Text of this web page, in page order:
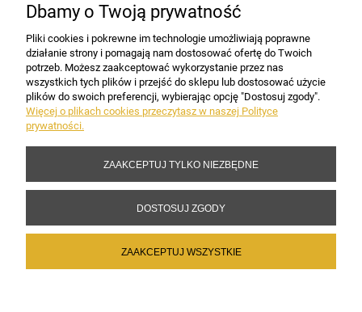
INFORMACJE
Copyright 2017-2026 Sakramento.pl
Dbamy o Twoją prywatność
Pliki cookies i pokrewne im technologie umożliwiają poprawne
działanie strony i pomagają nam dostosować ofertę do Twoich
potrzeb. Możesz zaakceptować wykorzystanie przez nas
wszystkich tych plików i przejść do sklepu lub dostosować użycie
plików do swoich preferencji, wybierając opcję "Dostosuj zgody".
Więcej o plikach cookies przeczytasz w naszej Polityce
prywatności.
ZAAKCEPTUJ TYLKO NIEZBĘDNE
DOSTOSUJ ZGODY
ZAAKCEPTUJ WSZYSTKIE